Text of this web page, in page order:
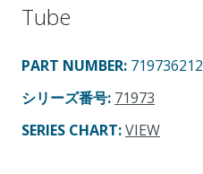
Tube
PART NUMBER: 719736212
シリーズ番号: 71973
SERIES CHART:VIEW